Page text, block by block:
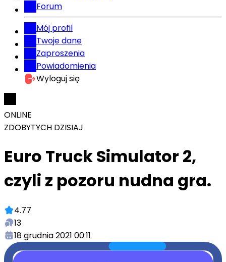
Forum
Mój profil
Twoje dane
Zaproszenia
Powiadomienia
Wyloguj się
ONLINE
ZDOBYTYCH DZISIAJ
Euro Truck Simulator 2,
czyli z pozoru nudna gra.
4.77
13
18 grudnia 2021 00:11